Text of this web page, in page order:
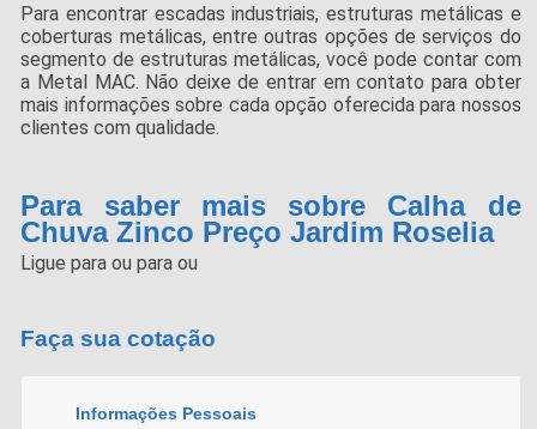
Para encontrar escadas industriais, estruturas metálicas e
coberturas metálicas, entre outras opções de serviços do
segmento de estruturas metálicas, você pode contar com
a Metal MAC. Não deixe de entrar em contato para obter
mais informações sobre cada opção oferecida para nossos
clientes com qualidade.
Para saber mais sobre Calha de
Chuva Zinco Preço Jardim Roselia
Ligue paraou paraou
Faça sua cotação
Informações Pessoais